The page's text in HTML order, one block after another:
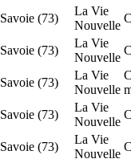
Savoie (73)
La Vie
Nouvelle
Savoie (73)
La Vie
Nouvelle
Savoie (73)
La Vie
Nouvelle
Savoie (73)
La Vie
Nouvelle
Savoie (73)
La Vie
Nouvelle